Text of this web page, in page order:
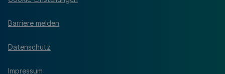
Barriere melden
Datenschutz
Impressum